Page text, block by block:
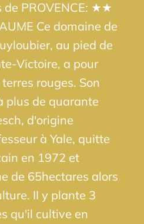
de PROVENCE: ★★
Ce domaine de
au pied de
Victoire, a pour
rouges. Son
plus de quarante
d'origine
à Yale, quitte
en 1972 et
de 65hectares alors
II y plante 3
qu'il cultive en